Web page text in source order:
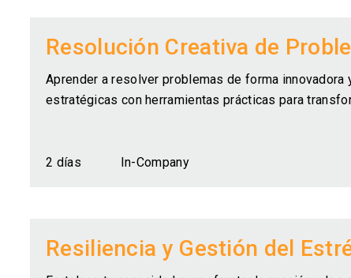
Resolución Creativa de
Aprender a resolver problemas de forma
estratégicas con herramientas prácticas para
2 días In-Company
Resiliencia y Gestión del